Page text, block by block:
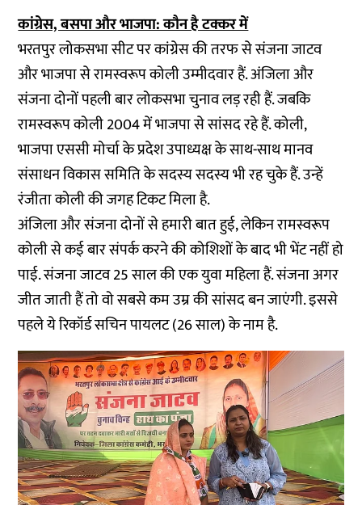
कांग्रेस, बसपा और भाजपा: कौन है टक्कर में
भरतपुर लोकसभा सीट पर कांग्रेस की तरफ से संजना जाटव
और भाजपा से रामस्वरूप कोली उम्मीदवार हैं. अंजिला और
संजना दोनों पहली बार लोकसभा चुनाव लड़ रही हैं. जबकि
रामस्वरूप कोली 2004 में भाजपा से सांसद रहे हैं. कोली,
भाजपा एससी मोर्चा के प्रदेश उपाध्यक्ष के साथ-साथ मानव
संसाधन विकास समिति के सदस्य सदस्य भी रह चुके हैं. उन्हें
रंजीता कोली की जगह टिकट मिला है.
अंजिला और संजना दोनों से हमारी बात हुई, लेकिन रामस्वरूप
कोली से कई बार संपर्क करने की कोशिशों के बाद भी भेंट नहीं हो
पाई. संजना जाटव 25 साल की एक युवा महिला हैं. संजना अगर
जीत जाती हैं तो वो सबसे कम उम्र की सांसद बन जाएंगी. इससे
पहले ये रिकॉर्ड सचिन पायलट (26 साल) के नाम है.